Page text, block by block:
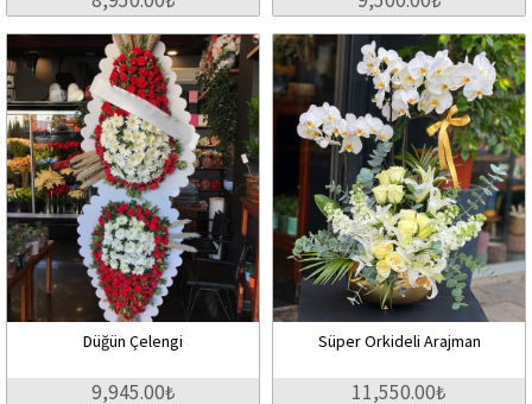
Düğün Çelengi
9,945.00₺
Süper Orkideli Arajman
11,550.00₺